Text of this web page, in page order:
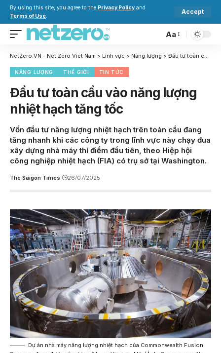
By using this site, you agree to the Privacy Policy and
Terms of Use.
Accept
Aa
NetZero.VN - Net Zero Viet Nam > Lĩnh vực > Năng lượng > Đầu tư toàn cầu vào năng lượng nhiệt hạch tăng tốc
NĂNG LƯỢNG THẾ GIỚI TIN TỨC
Đầu tư toàn cầu vào năng lượng
nhiệt hạch tăng tốc
Vốn đầu tư năng lượng nhiệt hạch trên toàn cầu đang
tăng nhanh khi các công ty trong lĩnh vực này chạy đua
xây dựng nhà máy thí điểm đầu tiên, theo Hiệp hội
công nghiệp nhiệt hạch (FIA) có trụ sở tại Washington.
The Saigon Times 26/07/2025
Dự án nhà máy năng lượng nhiệt hạch của Commonwealth Fusion